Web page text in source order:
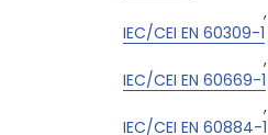
,
IEC/CEI EN 60309-1
,
IEC/CEI EN 60669-1
,
IEC/CEI EN 60884-1